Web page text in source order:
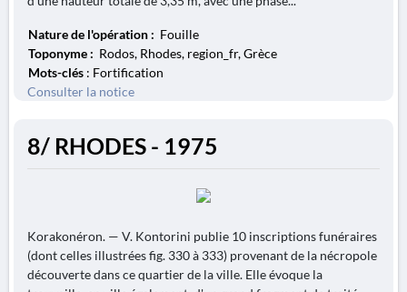
Nature de l'opération : Fouille
Toponyme : Rodos, Rhodes, region_fr, Grèce
Mots-clés : Fortification
Consulter la notice
8/ RHODES - 1975
Korakonéron. — V. Kontorini publie 10 inscriptions funéraires
(dont celles illustrées fig. 330 à 333) provenant de la nécropole
découverte dans ce quartier de la ville. Elle évoque la